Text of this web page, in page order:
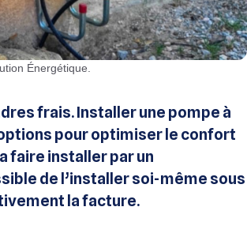
Énergétique.
frais. Installer une pompe à
pour optimiser le confort
faire installer par un
de l’installer soi-même sous
la facture.